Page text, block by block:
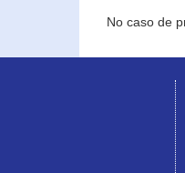
No caso de